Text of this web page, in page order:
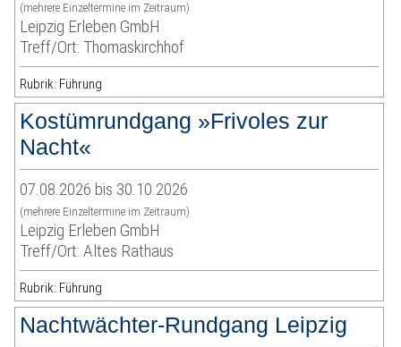
(mehrere Einzeltermine im Zeitraum)
Leipzig Erleben GmbH
Treff/Ort: Thomaskirchhof
Rubrik: Führung
Kostümrundgang »Frivoles zur
Nacht«
07.08.2026 bis 30.10.2026
(mehrere Einzeltermine im Zeitraum)
Leipzig Erleben GmbH
Treff/Ort: Altes Rathaus
Rubrik: Führung
Nachtwächter-Rundgang Leipzig